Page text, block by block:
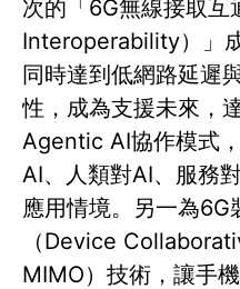
次的「6G無線接取互
Interoperability）」
同時達到低網路延遲
性，成為支援未來，
Agentic AI協作模式
AI、人類對AI、服務
應用情境。另一為6G
（Device
MIMO）技術，讓手